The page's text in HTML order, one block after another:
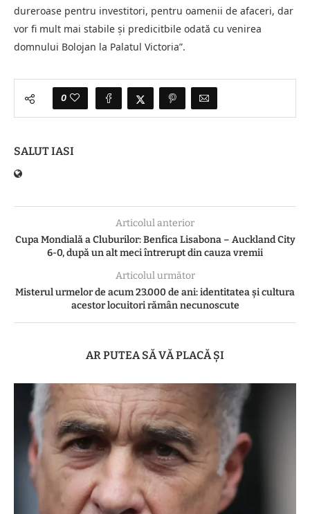
dureroase pentru investitori, pentru oamenii de afaceri, dar
vor fi mult mai stabile și predicitbile odată cu venirea
domnului Bolojan la Palatul Victoria”.
0
SALUT IASI
Articolul anterior
Cupa Mondială a Cluburilor: Benfica Lisabona – Auckland City
6-0, după un alt meci întrerupt din cauza vremii
Articolul următor
Misterul urmelor de acum 23.000 de ani: identitatea și cultura
acestor locuitori rămân necunoscute
AR PUTEA SĂ VĂ PLACĂ ȘI